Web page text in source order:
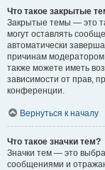
Что такое закрытые
Закрытые темы — это
могут оставлять
автоматически
причинам
также можете иметь
зависимости от прав,
конференции.
Вернуться к началу
Что такое значки тем?
Значки тем — это
сообщениями и